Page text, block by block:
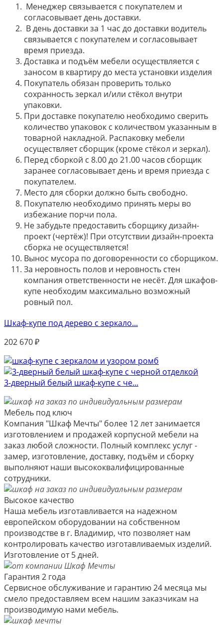
Менеджер связывается с покупателем и
согласовывает день доставки.
В день доставки за 1 час до доставки водитель
связывается с покупателем и согласовывает
время приезда.
Доставка и подъём мебели осуществляется с
заносом в квартиру до места установки изделия
Покупатель обязан проверить только
сохранность зеркал и/или стёкол внутри
упаковки.
При доставке покупателю необходимо сверить
количество упаковок с количеством указанным в
товарной накладной. Распаковку мебели
осуществляет сборщик (кроме стёкол и зеркал).
Перед сборкой с 8.00 до 21.00 часов сборщик
заранее согласовывает день и время приезда с
покупателем.
Место для сборки должно быть свободно.
Покупателю необходимо принять меры во
избежание порчи пола.
Не забудьте предоставить сборщику дизайн-
проект (чертёж)! При отсутствии дизайн-проекта
сборка не осуществляется!
Вынос мусора по договоренности со сборщиком.
За неровность полов и неровность стен
компания ответственности не несёт. Для шкафов-
купе необходим максимально возможный
ровный пол.
Шкаф-купе под дерево с зеркало...
202 670₽
3-дверный белый шкаф-купе с че...
Мебель под ключ
Компания "Шкаф Мечты" более 12 лет занимается
изготовлением и продажей корпусной мебели на
заказ любой сложности. Полный комплекс услуг -
замер, изготовление, доставку, подъём и сборку
выполняют наши высококвалифицированные
сотрудники.
Высокое качество
Наша мебель изготавливается на надежном
европейском оборудовании на собственном
производстве в г. Владимир, что позволяет нам
контролировать качество изготавливаемых изделий.
Изготовление от 5 дней.
Гарантия 2 года
Сервисное обслуживание и гарантию 24 месяца мы
смело предоставляем всем нашим заказчикам на
производимую нами мебель.